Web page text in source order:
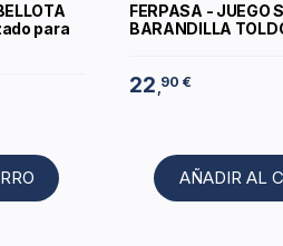
para
FERPASA - JUEGO
BARANDILLA
22 ,90 €
AÑADIR AL